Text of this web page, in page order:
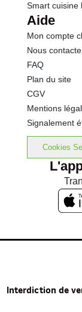
Smart cuisine
Aide
Mon compte
Nous
FAQ
Plan du site
CGV
Mentions
Signalement
Cookies
Interdiction de